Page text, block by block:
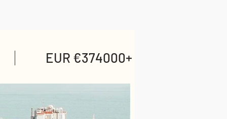
EUR €374000+